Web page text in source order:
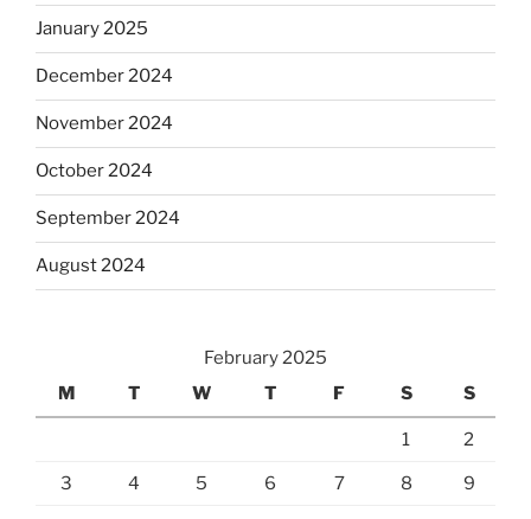
January 2025
December 2024
November 2024
October 2024
September 2024
August 2024
February 2025
M
T W T F S S
1 2
3 4 5 6 7 8 9